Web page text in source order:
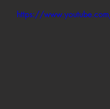
https://